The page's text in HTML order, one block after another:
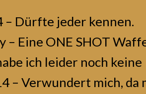
– Dürfte jeder kennen.
– Eine ONE SHOT
ich leider noch keine
– Verwundert mich, da